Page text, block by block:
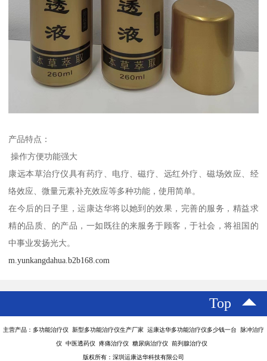
产品特点：
操作方便功能强大
康远本草治疗仪具有药疗、电疗、磁疗、远红外疗、磁场效应、经
络效应、微量元素补充效应等多种功能，使用简单。
在今后的日子里，运康达华将以她到的效果，完善的服务，精益求
精的品质、的产品，一如既往的来服务于顾客，于社会，将祖国的
中事业发扬光大。
m.yunkangdahua.b2b168.com
Top
主营产品：多功能治疗仪 新型多功能治疗仪生产厂家 运康达华多功能治疗仪多少钱一台 脉冲治疗
仪 中医透药仪 疼痛治疗仪 糖尿病治疗仪 前列腺治疗仪
版权所有：深圳运康达华科技有限公司